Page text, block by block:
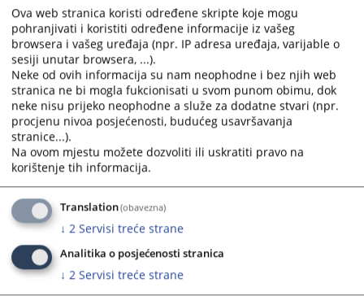
date.
Press
the
question
mark
key
to
get
the
keyboard
shortcuts
for
changing
dates.
date.
Press
the
question
mark
key
to
the
keyboard
for
changing
dates.
Ova web stranica koristi određene skripte koje mogu
pohranjivati i koristiti određene informacije iz vašeg
browsera i vašeg uređaja (npr. IP adresa uređaja, varijable o
sesiji unutar browsera, ...).
Neke od ovih informacija su nam neophodne i bez njih web
stranica ne bi mogla fukcionisati u svom punom obimu, dok
neke nisu prijeko neophodne a služe za dodatne stvari (npr.
procjenu nivoa posjećenosti, budućeg usavršavanja
stranice...).
Na ovom mjestu možete dozvoliti ili uskratiti pravo na
korištenje tih informacija.
Translation(obavezna)
↓ 2 Servisi treće strane
Analitika o posjećenosti stranica
↓ 2 Servisi treće strane